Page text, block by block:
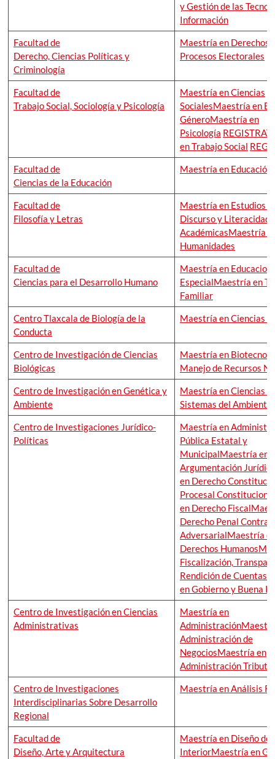
y Gestión de las
Información
Facultad de
Derecho, Ciencias Políticas y
Criminología
Maestría en Derechos
Procesos Electorales
Facultad de
Trabajo Social, Sociología y Psicología
Maestría en Ciencias
SocialesMaestría en
GéneroMaestría en
Psicología
en Trabajo Social
Facultad de
Ciencias de la Educación
Maestría en Educación
Facultad de
Filosofía y Letras
Maestría en Estudios
Discurso y
AcadémicasMaestría
Humanidades
Facultad de
Ciencias para el Desarrollo Humano
Maestría en Educacion
EspecialMaestría en
Familiar
Centro Tlaxcala de Biología de la
Conducta
Maestría en Ciencias
Centro de Investigación de Ciencias
Biológicas
Maestría en
Manejo de Recursos
Centro de Investigación en Genética y
Ambiente
Maestría en Ciencias
Sistemas del Ambiente
Centro de Investigaciones Jurídico-
Políticas
Maestría en
Pública Estatal y
MunicipalMaestría en
Argumentación Jurídica
en Derecho
Procesal Constitucional
en Derecho Fiscal
Derecho Penal
AdversarialMaestría
Derechos Humanos
Fiscalización,
Rendición de Cuentas
en Gobierno y Buena
Centro de Investigación en Ciencias
Administrativas
Maestría en
Administración
Administración de
NegociosMaestría en
Administración
Centro de Investigaciones
Interdisciplinarias Sobre Desarrollo
Regional
Maestría en Análisis
Facultad de
Diseño, Arte y Arquitectura
Maestría en Diseño del
InteriorMaestría en